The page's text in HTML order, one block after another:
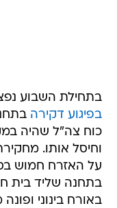
בתחילת השבוע נפצע
בפיגוע דקירה
כוח צה"ל שהיה
וחיסל אותו.
על האזרח חמוש
בתחנה שליד בית
באורח בינוני